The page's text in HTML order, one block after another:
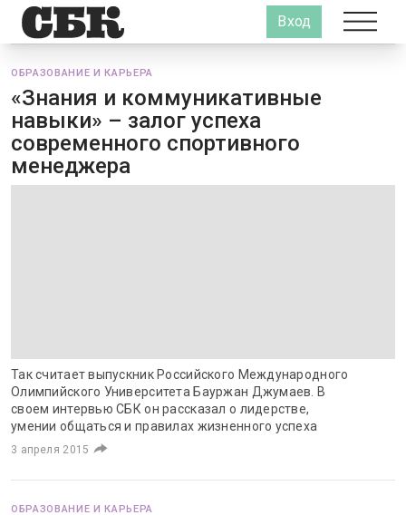
Вход
ОБРАЗОВАНИЕ И КАРЬЕРА
«Знания и коммуникативные
навыки» – залог успеха
современного спортивного
менеджера
Так считает выпускник Российского Международного
Олимпийского Университета Бауржан Джумаев. В
своем интервью СБК он рассказал о лидерстве,
умении общаться и правилах жизненного успеха
3 апреля 2015
ОБРАЗОВАНИЕ И КАРЬЕРА